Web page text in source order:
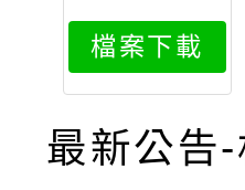
427attach
3
檔案下載
最新公告